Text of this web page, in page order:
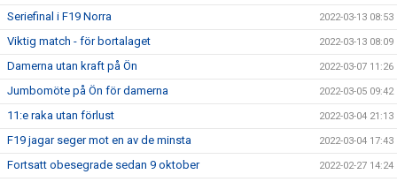
Seriefinal i F19 Norra 2022-03-13 08:53
Viktig match - för bortalaget 2022-03-13 08:09
Damerna utan kraft på Ön 2022-03-07 11:26
Jumbomöte på Ön för damerna 2022-03-05 09:42
11:e raka utan förlust 2022-03-04 21:13
F19 jagar seger mot en av de minsta 2022-03-04 17:43
Fortsatt obesegrade sedan 9 oktober 2022-02-27 14:24